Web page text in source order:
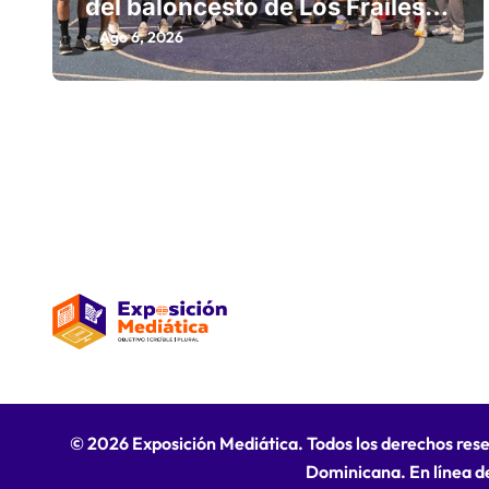
n
t
s
del baloncesto de Los Frailes I
fortalecen la hermandad en
histórico reencuentro
Ago 6, 2026
© 2026 Exposición Mediática. Todos los derechos
Dominicana. En línea